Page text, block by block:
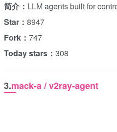
简介： LLM agents built for
Star： 8947
Fork： 747
Today stars： 308
3.mack-a / v2ray-agent